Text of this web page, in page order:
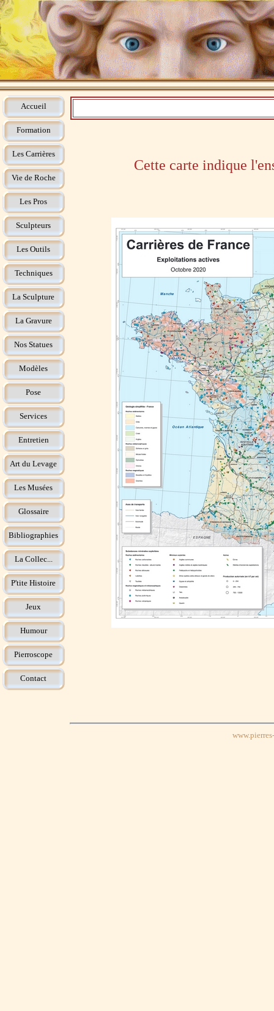
Accueil
Formation
Les Carrières
Vie de Roche
Les Pros
Sculpteurs
Les Outils
Techniques
La Sculpture
La Gravure
Nos Statues
Modèles
Pose
Services
Entretien
Art du Levage
Les Musées
Glossaire
Bibliographies
La Collec...
P'tite Histoire
Jeux
Humour
Pierroscope
Contact
Cette carte indique